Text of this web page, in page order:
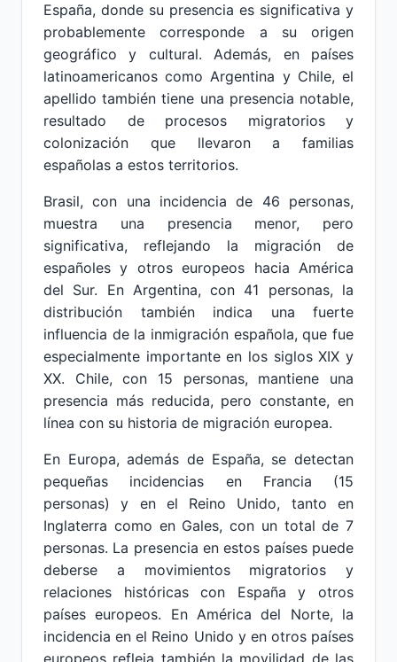
España, donde su presencia es significativa y
probablemente corresponde a su origen
geográfico y cultural. Además, en países
latinoamericanos como Argentina y Chile, el
apellido también tiene una presencia notable,
resultado de procesos migratorios y
colonización que llevaron a familias
españolas a estos territorios.
Brasil, con una incidencia de 46 personas,
muestra una presencia menor, pero
significativa, reflejando la migración de
españoles y otros europeos hacia América
del Sur. En Argentina, con 41 personas, la
distribución también indica una fuerte
influencia de la inmigración española, que fue
especialmente importante en los siglos XIX y
XX. Chile, con 15 personas, mantiene una
presencia más reducida, pero constante, en
línea con su historia de migración europea.
En Europa, además de España, se detectan
pequeñas incidencias en Francia (15
personas) y en el Reino Unido, tanto en
Inglaterra como en Gales, con un total de 7
personas. La presencia en estos países puede
deberse a movimientos migratorios y
relaciones históricas con España y otros
países europeos. En América del Norte, la
incidencia en el Reino Unido y en otros países
europeos refleja también la movilidad de las